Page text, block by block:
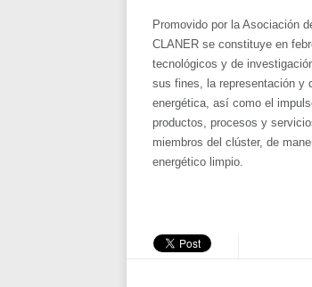
Promovido por la Asociación
CLANER se constituye en
tecnológicos y de
sus fines, la representación y
energética, así como el
productos, procesos y
miembros del clúster, de
energético limpio.